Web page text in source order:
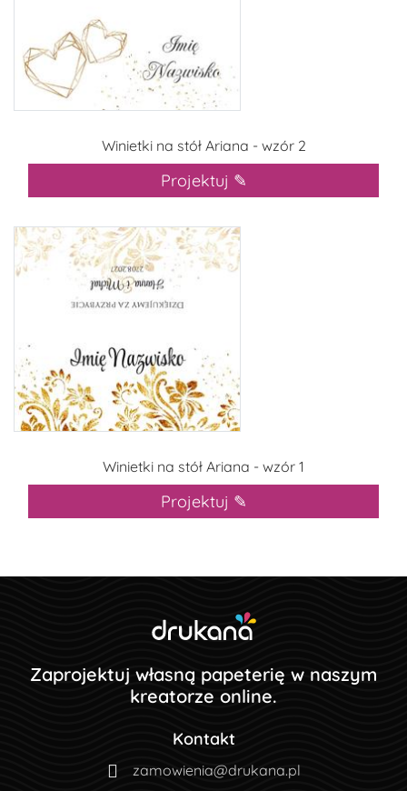
Winietki na stół Ariana - wzór 2
Projektuj ✎
Winietki na stół Ariana - wzór 1
Projektuj ✎
Zaprojektuj własną papeterię w naszym
kreatorze online.
Kontakt
zamowienia@drukana.pl